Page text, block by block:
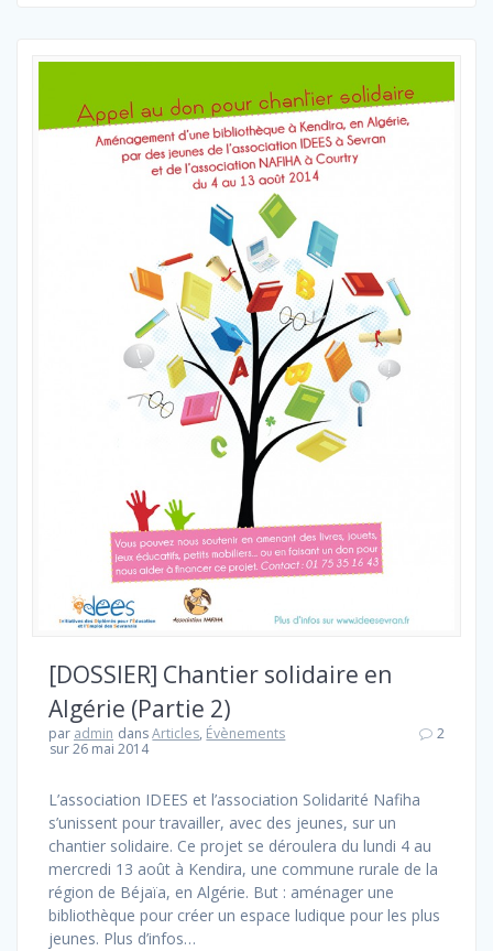
[DOSSIER] Chantier solidaire en
Algérie (Partie 2)
par admin dansArticles, Évènements
sur 26 mai 2014
2
L’association IDEES et l’association Solidarité Nafiha
s’unissent pour travailler, avec des jeunes, sur un
chantier solidaire. Ce projet se déroulera du lundi 4 au
mercredi 13 août à Kendira, une commune rurale de la
région de Béjaïa, en Algérie. But : aménager une
bibliothèque pour créer un espace ludique pour les plus
jeunes. Plus d’infos…